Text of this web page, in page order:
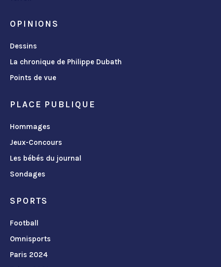
OPINIONS
Dessins
La chronique de Philippe Dubath
Points de vue
PLACE PUBLIQUE
Hommages
Jeux-Concours
Les bébés du journal
Sondages
SPORTS
Football
Omnisports
Paris 2024